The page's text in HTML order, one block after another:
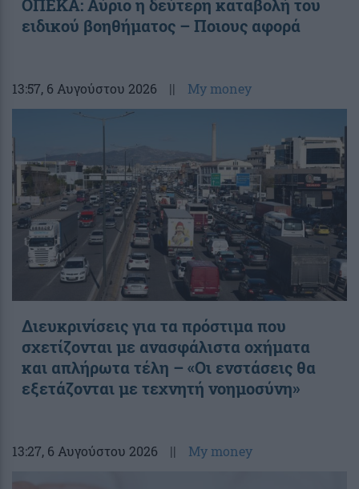
ΟΠΕΚΑ: Αύριο η δεύτερη καταβολή του
ειδικού βοηθήματος – Ποιους αφορά
13:57, 6 Αυγούστου 2026 || My money
Διευκρινίσεις για τα πρόστιμα που
σχετίζονται με ανασφάλιστα οχήματα
και απλήρωτα τέλη – «Οι ενστάσεις θα
εξετάζονται με τεχνητή νοημοσύνη»
13:27, 6 Αυγούστου 2026 || My money